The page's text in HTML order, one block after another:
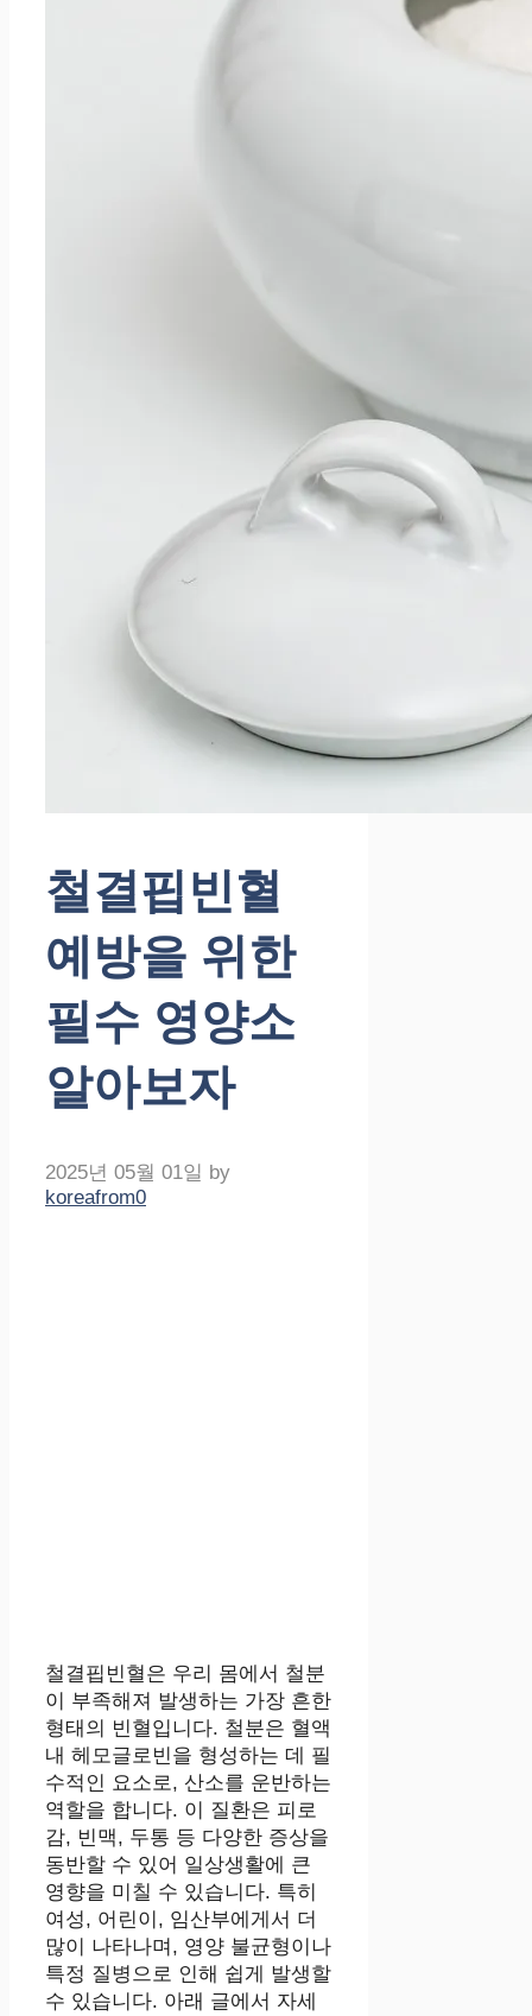
철결핍빈혈
예방을 위한
필수 영양소
알아보자
2025년 05월 01일 by
koreafrom0
철결핍빈혈은 우리 몸에서 철분
이 부족해져 발생하는 가장 흔한
형태의 빈혈입니다. 철분은 혈액
내 헤모글로빈을 형성하는 데 필
수적인 요소로, 산소를 운반하는
역할을 합니다. 이 질환은 피로
감, 빈맥, 두통 등 다양한 증상을
동반할 수 있어 일상생활에 큰
영향을 미칠 수 있습니다. 특히
여성, 어린이, 임산부에게서 더
많이 나타나며, 영양 불균형이나
특정 질병으로 인해 쉽게 발생할
수 있습니다. 아래 글에서 자세